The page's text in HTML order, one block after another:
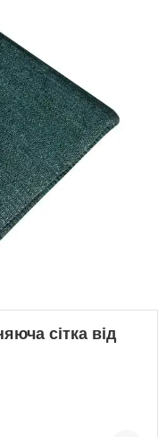
сітка від